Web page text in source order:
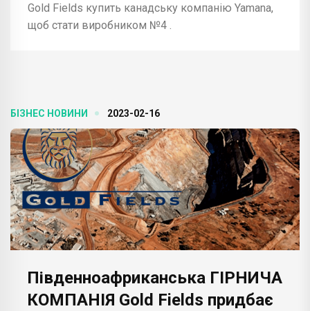
Gold Fields купить канадську компанію Yamana,
щоб стати виробником №4 .
БІЗНЕС НОВИНИ 2023-02-16
Південноафриканська ГІРНИЧА
КОМПАНІЯ Gold Fields придбає